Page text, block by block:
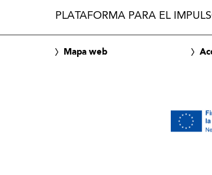
PLATAFORMA PARA EL
Mapa web